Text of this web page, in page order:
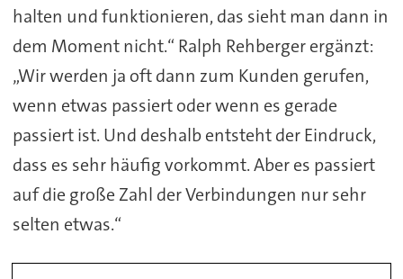
halten und funktionieren, das sieht man dann in
dem Moment nicht.“ Ralph Rehberger ergänzt:
„Wir werden ja oft dann zum Kunden gerufen,
wenn etwas passiert oder wenn es gerade
passiert ist. Und deshalb entsteht der Eindruck,
dass es sehr häufig vorkommt. Aber es passiert
auf die große Zahl der Verbindungen nur sehr
selten etwas.“